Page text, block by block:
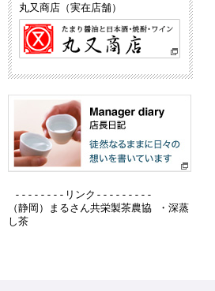
丸又商店（実在店舗）
--------リンク---------
（静岡）
まるさん共栄製茶農協 ・深蒸
し茶